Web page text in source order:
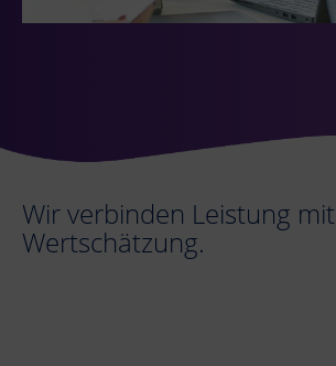
Wir verbinden Leistung mit
Wertschätzung.